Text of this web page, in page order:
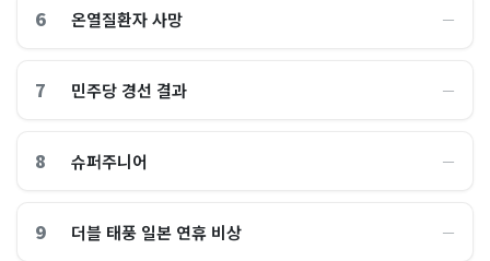
6 온열질환자 사망 ―
7 민주당 경선 결과 ―
8 슈퍼주니어 ―
9 더블 태풍 일본 연휴 비상 ―